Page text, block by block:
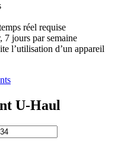
réel requise
7 jours par semaine
l’utilisation d’un appareil
U-Haul